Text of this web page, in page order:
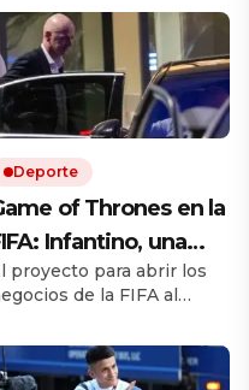
Deporte
of Thrones en la
Infantino, una
en marcha y
batalla por el trono
proyecto para abrir los
de la FIFA al
disputa interna.
cuestiona al